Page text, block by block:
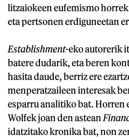
litzaiokeen eufemismo
eta pertsonen erdiguneetan
Establishment-eko autorerik
batere dudarik, eta beren
hasita daude, berriz ere
menperatzaileen interesak
esparru analitiko bat. Horren
Wolfek joan den astean
idatzitako kronika bat, non